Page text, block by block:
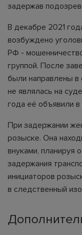
задержав
В декабре 2021
возбуждено
РФ -
группой. После
были направлены в
не являлась на
года её объявили
При задержании
розыске. Она
внуками, планируя
задержания
инициаторов
в следственный